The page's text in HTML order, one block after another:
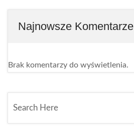
Najnowsze Komentarze
Brak komentarzy do wyświetlenia.